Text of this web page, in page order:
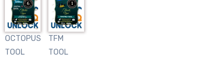
OCTOPUS
TOOL
TFM
TOOL